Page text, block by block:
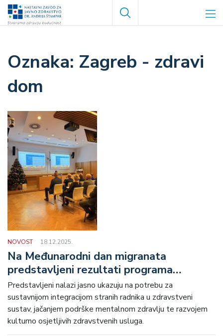
Skoči
Search
Zagreb - zdravi
dom
NOVOST 18.12.2025.
Na Međunarodni dan migranata
predstavljeni rezultati programa
„Zagreb – zdravi dom“
Predstavljeni nalazi jasno ukazuju na potrebu za
sustavnijom integracijom stranih radnika u zdravstveni
sustav, jačanjem podrške mentalnom zdravlju te razvojem
kulturno osjetljivih zdravstvenih usluga.